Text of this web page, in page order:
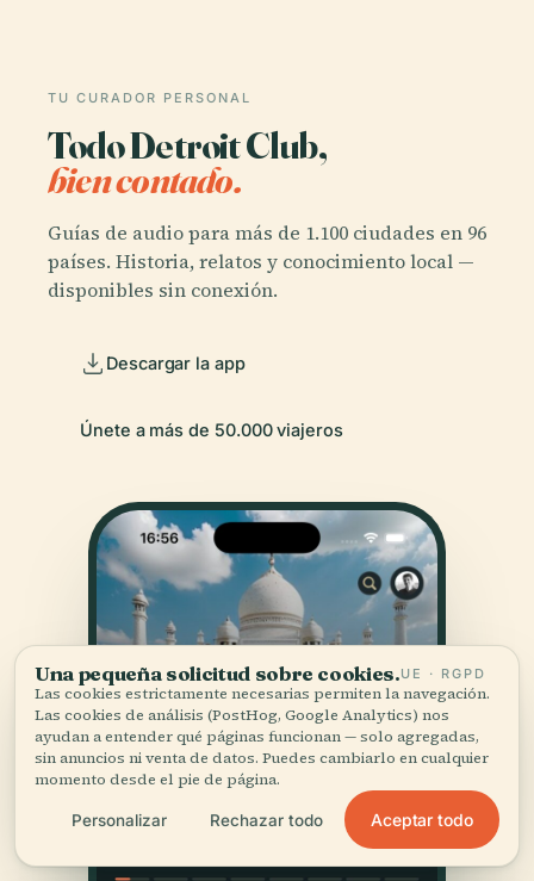
TU CURADOR PERSONAL
Todo Detroit Club,
bien contado.
Guías de audio para más de 1.100 ciudades en 96
países. Historia, relatos y conocimiento local —
disponibles sin conexión.
Descargar la app
Únete a más de 50.000 viajeros
Una pequeña solicitud sobre cookies.UE · RGPD
Las cookies estrictamente necesarias permiten la navegación.
Las cookies de análisis (PostHog, Google Analytics) nos
ayudan a entender qué páginas funcionan — solo agregadas,
sin anuncios ni venta de datos. Puedes cambiarlo en cualquier
momento desde el pie de página.
Personalizar Rechazar todo Aceptar todo